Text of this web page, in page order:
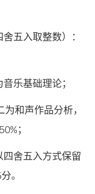
五入取整数）：
乐基础理论；
和声作品分析，
50%；
四舍五入方式保留
分。